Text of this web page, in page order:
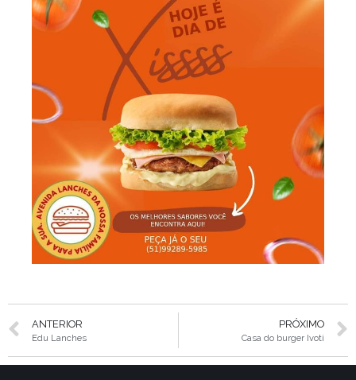
ANTERIOR
Edu Lanches
PRÓXIMO
Casa do burger Ivoti